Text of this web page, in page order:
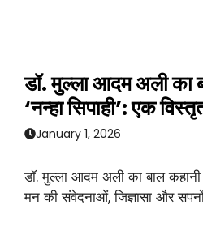
डॉ. मुल्ला आदम अली का
‘नन्हा सिपाही’: एक
January 1, 2026
डॉ. मुल्ला आदम अली का बाल कहानी
मन की संवेदनाओं, जिज्ञासा और